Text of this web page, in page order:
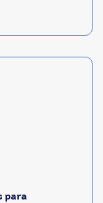
para